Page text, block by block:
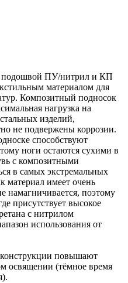
подошвой ПУ/нитрил и КП
материалом для
Композитный подносок
нагрузка на
изделий,
не подвержены коррозии.
способствуют
ноги остаются сухими в
с композитными
в самых экстремальных
материал имеет очень
намагничивается, поэтому
присутствует высокое
с нитрилом
использования от
повышают
освящении (тёмное время